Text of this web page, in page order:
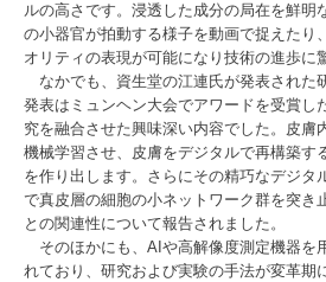
ルの高さです。浸透した成分の局在を鮮明
の小器官が拍動する様子を動画で捉えたり
オリティの表現が可能になり技術の進歩に
なかでも、資生堂の江連氏が発表された
発表はミュンヘン大会でアワードを受賞し
究を融合させた興味深い内容でした。皮膚
機械学習させ、皮膚をデジタルで再構築す
を作り出します。さらにその精巧なデジタ
で真皮層の細胞の小ネットワーク群を突き
との関連性について報告されました。
そのほかにも、AIや高解像度測定機器を
れており、研究および実験の手法が変革期